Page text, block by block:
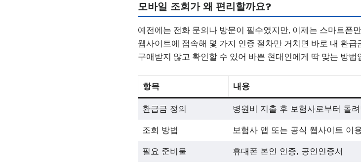
모바일 조회가 왜 편리할까요?
예전에는 전화 문의나 방문이 필수였지만, 이제는 스마트폰
웹사이트에 접속해 몇 가지 인증 절차만 거치면 바로 내 환
구애받지 않고 확인할 수 있어 바쁜 현대인에게 딱 맞는 방법
항목 내용
환급금 정의 병원비 지출 후 보험사로부터 돌
조회 방법 보험사 앱 또는 공식 웹사이트 이
필요 준비물 휴대폰 본인 인증, 공인인증서